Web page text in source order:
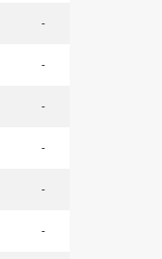
-
-
-
-
-
-